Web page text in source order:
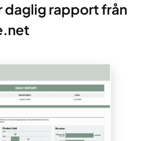
daglig rapport från